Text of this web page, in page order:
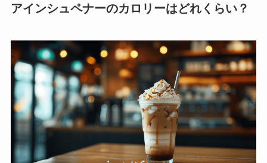
アインシュペナーのカロリーはどれくらい？